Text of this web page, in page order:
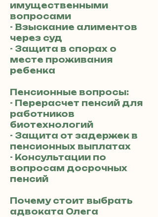
имущественными
вопросами
- Взыскание алиментов
через суд
- Защита в спорах о
месте проживания
ребенка
Пенсионные вопросы:
- Перерасчет пенсий для
работников
биотехнологий
- Защита от задержек в
пенсионных выплатах
- Консультации по
вопросам досрочных
пенсий
Почему стоит выбрать
адвоката Олега